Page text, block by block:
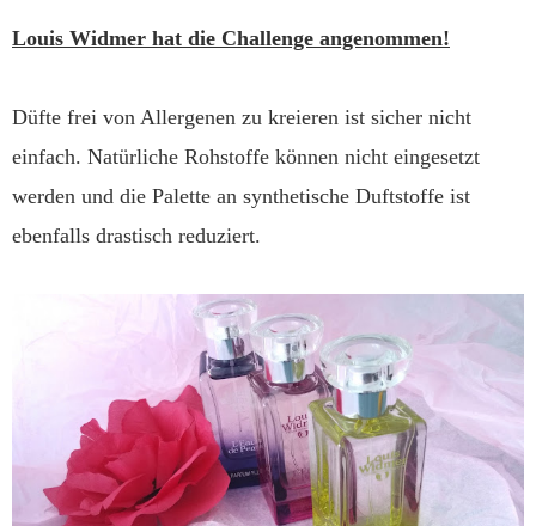
Louis Widmer hat die Challenge angenommen!
Düfte frei von Allergenen zu kreieren ist sicher nicht
einfach. Natürliche Rohstoffe können nicht eingesetzt
werden und die Palette an synthetische Duftstoffe ist
ebenfalls drastisch reduziert.